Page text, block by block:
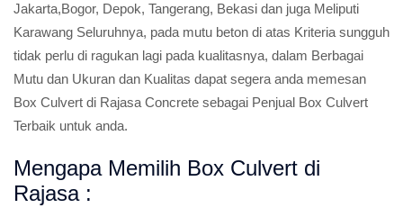
Jakarta,Bogor, Depok, Tangerang, Bekasi dan juga Meliputi
Karawang Seluruhnya, pada mutu beton di atas Kriteria sungguh
tidak perlu di ragukan lagi pada kualitasnya, dalam Berbagai
Mutu dan Ukuran dan Kualitas dapat segera anda memesan
Box Culvert di Rajasa Concrete sebagai Penjual Box Culvert
Terbaik untuk anda.
Mengapa Memilih Box Culvert di
Rajasa :